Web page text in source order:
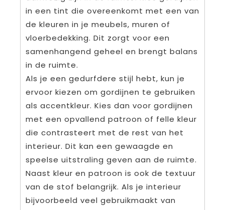
in een tint die overeenkomt met een van
de kleuren in je meubels, muren of
vloerbedekking. Dit zorgt voor een
samenhangend geheel en brengt balans
in de ruimte.
Als je een gedurfdere stijl hebt, kun je
ervoor kiezen om gordijnen te gebruiken
als accentkleur. Kies dan voor gordijnen
met een opvallend patroon of felle kleur
die contrasteert met de rest van het
interieur. Dit kan een gewaagde en
speelse uitstraling geven aan de ruimte.
Naast kleur en patroon is ook de textuur
van de stof belangrijk. Als je interieur
bijvoorbeeld veel gebruikmaakt van